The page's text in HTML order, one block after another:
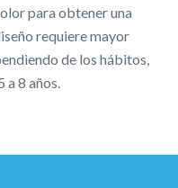
para obtener una
requiere mayor
de los hábitos,
a 8 años.